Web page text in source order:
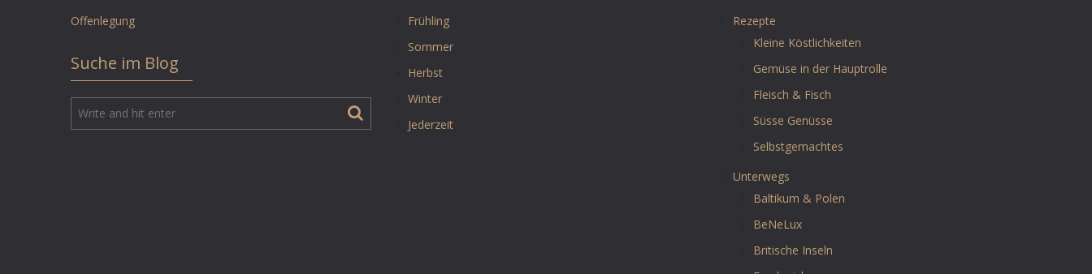
Offenlegung
Suche im Blog
Frühling
Sommer
Herbst
Winter
Jederzeit
Rezepte
Kleine Köstlichkeiten
Gemüse in der Hauptrolle
Fleisch & Fisch
Süsse Genüsse
Selbstgemachtes
Unterwegs
Baltikum & Polen
BeNeLux
Britische Inseln